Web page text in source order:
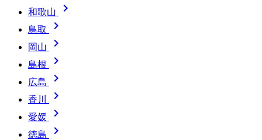
和歌山 
鳥取 
岡山 
島根 
広島 
香川 
愛媛 
徳島 